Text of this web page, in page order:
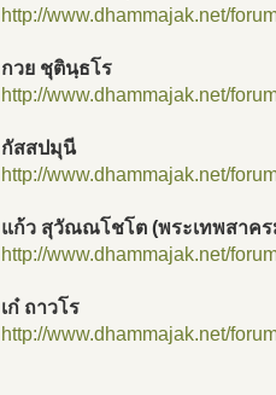
http://www.dhammajak.net/
กวย ชุตินฺธโร
http://www.dhammajak.net/
กัสสปมุนี
http://www.dhammajak.net/
แก้ว สุวัณณโชโต (พระเทพสาค
http://www.dhammajak.net/
เก๋ ถาวโร
http://www.dhammajak.net/